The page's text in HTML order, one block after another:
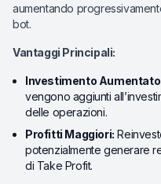
aumentando
bot.
Vantaggi Principali:
Investimento
vengono aggiunti
delle operazioni.
Profitti Maggiori:
potenzialmente generare
di Take Profit.